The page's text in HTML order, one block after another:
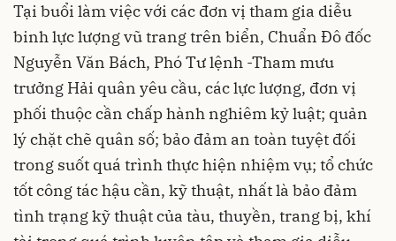
Tại buổi làm việc với các đơn vị tham gia diễu
binh lực lượng vũ trang trên biển, Chuẩn Đô đốc
Nguyễn Văn Bách, Phó Tư lệnh -Tham mưu
trưởng Hải quân yêu cầu, các lực lượng, đơn vị
phối thuộc cần chấp hành nghiêm kỷ luật; quản
lý chặt chẽ quân số; bảo đảm an toàn tuyệt đối
trong suốt quá trình thực hiện nhiệm vụ; tổ chức
tốt công tác hậu cần, kỹ thuật, nhất là bảo đảm
tình trạng kỹ thuật của tàu, thuyền, trang bị, khí